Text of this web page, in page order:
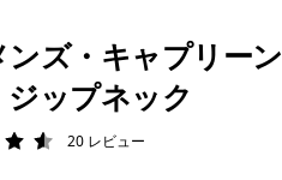
ンズ・キャプリー
ジップネック
: 4.6 / 5
20 レビュー